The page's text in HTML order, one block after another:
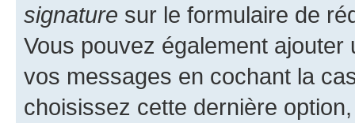
signature sur le formulaire de
Vous pouvez également
vos messages en cochant la
choisissez cette dernière